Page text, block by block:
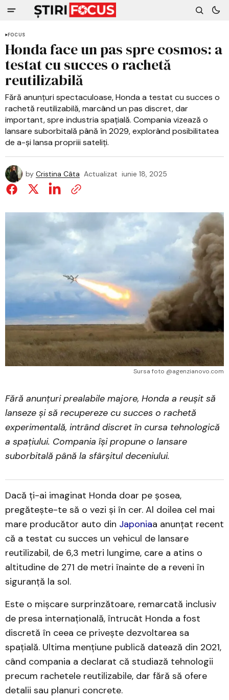
FOCUS
Honda face un pas spre cosmos: a
testat cu succes o rachetă
reutilizabilă
Fără anunțuri spectaculoase, Honda a testat cu succes o
rachetă reutilizabilă, marcând un pas discret, dar
important, spre industria spațială. Compania vizează o
lansare suborbitală până în 2029, explorând posibilitatea
de a-și lansa propriii sateliți.
by Cristina Câta Actualizat iunie 18, 2025
Sursa foto @agenzianovo.com
Fără anunțuri prealabile majore, Honda a reușit să
lanseze și să recupereze cu succes o rachetă
experimentală, intrând discret în cursa tehnologică
a spațiului. Compania își propune o lansare
suborbitală până la sfârșitul deceniului.
Dacă ți-ai imaginat Honda doar pe șosea,
pregătește-te să o vezi și în cer. Al doilea cel mai
mare producător auto din Japoniaa anunțat recent
că a testat cu succes un vehicul de lansare
reutilizabil, de 6,3 metri lungime, care a atins o
altitudine de 271 de metri înainte de a reveni în
siguranță la sol.
Este o mișcare surprinzătoare, remarcată inclusiv
de presa internațională, întrucât Honda a fost
discretă în ceea ce privește dezvoltarea sa
spațială. Ultima mențiune publică datează din 2021,
când compania a declarat că studiază tehnologii
precum rachetele reutilizabile, dar fără să ofere
detalii sau planuri concrete.